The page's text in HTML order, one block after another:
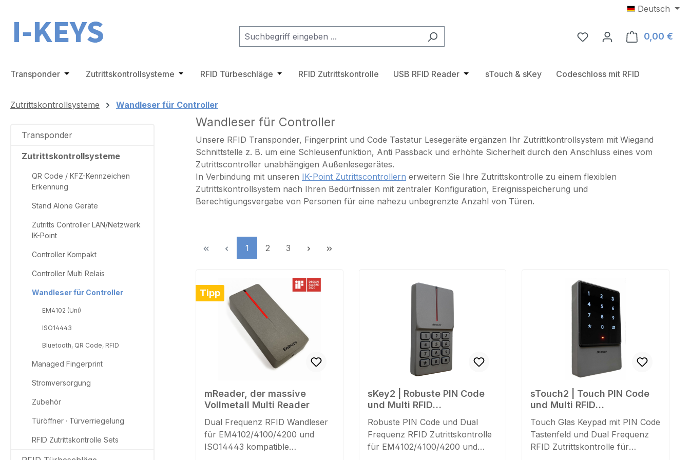
Deutsch
0,00 €
Transponder Öffne oder Schließe das Dropdown der Kategorie Transponder
Zutrittskontrollsysteme Öffne oder Schließe das Dropdown der Kategorie Zutrittskontrollsysteme
RFID Türbeschläge Öffne oder Schließe das Dropdown der Kategorie RFID Türbeschläge
RFID Zutrittskontrolle USB RFID Reader Öffne oder Schließe das Dropdown der Kategorie USB
sTouch & sKey Codeschloss mit RFID
Zutrittskontrollsysteme Wandleser für Controller
Transponder
Zutrittskontrollsysteme
QR Code / KFZ-Kennzeichen
Erkennung
Stand Alone Geräte
Zutritts Controller LAN/Netzwerk
IK-Point
Controller Kompakt
Controller Multi Relais
Wandleser für Controller
EM4102 (Uni)
ISO14443
Bluetooth, QR Code, RFID
Managed Fingerprint
Stromversorgung
Zubehör
Türöffner · Türverriegelung
RFID Zutrittskontrolle Sets
Wandleser für Controller
Unsere RFID Transponder, Fingerprint und Code Tastatur Lesegeräte ergänzen Ihr Zutrittkontrollsystem mit Wiegand
Schnittstelle z. B. um eine Schleusenfunktion, Anti Passback und erhöhte Sicherheit durch den Anschluss eines vom
Zutrittscontroller unabhängigen Außenlesegerätes.
In Verbindung mit unseren IK-Point Zutrittscontrollern erweitern Sie Ihre Zutrittskontrolle zu einem flexiblen
Zutrittskontrollsystem nach Ihren Bedürfnissen mit zentraler Konfiguration, Ereignisspeicherung und
Berechtigungsvergabe von Personen für eine nahezu unbegrenzte Anzahl von Türen.
Seite
1 Seite
2 Seite
3
Tipp
mReader, der massive
Vollmetall Multi Reader
Dual Frequenz RFID Wandleser
für EM4102/4100/4200 und
ISO14443 kompatible
sKey2 | Robuste PIN Code
und Multi RFID
Robuste PIN Code und Dual
Frequenz RFID Zutrittskontrolle
für EM4102/4100/4200 und
sTouch2 | Touch PIN Code
und Multi RFID
Touch Glas Keypad mit PIN Code
Tastenfeld und Dual Frequenz
RFID Zutrittskontrolle für